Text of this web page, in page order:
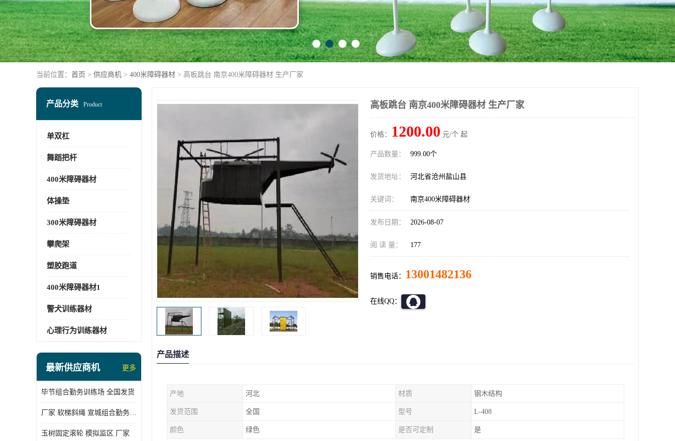
当前位置： 首页 > 供应商机 > 400米障碍器材 > 高板跳台 南京400米障碍器材 生产厂家
产品分类 Product
单双杠
舞蹈把杆
400米障碍器材
体操垫
300米障碍器材
攀爬架
塑胶跑道
400米障碍器材1
警犬训练器材
心理行为训练器材
最新供应商机 更多
毕节组合勤务训练场 全国发货
厂家 软梯斜绳 宣城组合勤务训练场
玉树固定滚轮 模拟监区 厂家
高板跳台 南京400米障碍器材 生产厂家
价格： 1200.00 元/个 起
产品数量： 999.00个
发货地址： 河北省沧州盐山县
关键词： 南京400米障碍器材
发布日期： 2026-08-07
阅 读 量： 177
销售电话： 13001482136
在线QQ：
产品描述
产地 河北 材质 钢木结构
发货范围 全国 型号 L-408
颜色 绿色 是否可定制 是